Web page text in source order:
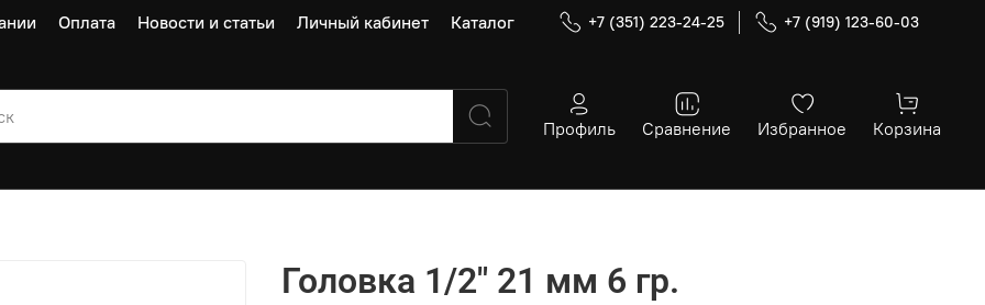
Оплата Новости и статьи Личный кабинет Каталог +7 (351) 223-24-25 +7 (919) 123-60-03
Профиль Сравнение Избранное Корзина
Головка 1/2" 21 мм 6 гр.